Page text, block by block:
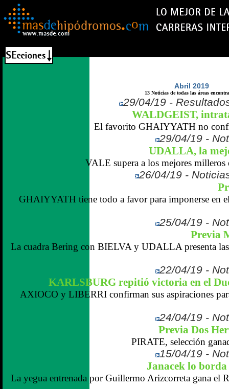
Abril 2019
13 Noticias de todas las áreas
29/04/19 -
WALDGEIST,
El favorito GHAIYYATH no
29/04/19 -
UDALLA, la
VALE supera a los mejores milleros
26/04/19 -
GHAIYYATH tiene todo a favor para imponerse en
25/04/19 -
Previa
La cuadra Bering con BIELVA y UDALLA presenta las
22/04/19 -
KARLSBURG repitió victoria en el
AXIOCO y LIBERRI confirman sus aspiraciones
24/04/19 -
Previa Dos
PIRATE, selección
15/04/19 -
Janacek lo
La yegua entrenada por Guillermo Arizcorreta gana el